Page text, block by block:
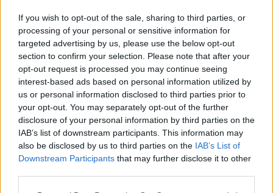
If you wish to opt-out of the sale, sharing to third parties, or
processing of your personal or sensitive information for
targeted advertising by us, please use the below opt-out
section to confirm your selection. Please note that after your
opt-out request is processed you may continue seeing
interest-based ads based on personal information utilized by
us or personal information disclosed to third parties prior to
your opt-out. You may separately opt-out of the further
disclosure of your personal information by third parties on the
IAB’s list of downstream participants. This information may
also be disclosed by us to third parties on the IAB’s List of
Downstream Participants that may further disclose it to other
nekem nem volt parancs; én a parancsot csak a régi
parancsnokomtól fogadhatom el mindaddig, míg
engem nemavizolnaka régi parancsnokom
felváltásáról. És akkor te miért lőttél, káplár úr,
kérdezte a román káplártól. Ő feleli, hogy lőtt a
vezérezredes úr parancsára. Ekkor a tisztekhez
fordult: no, urak, melyik puskásnak van igaza? Egy
rövid csend; ekkor a főhadnagy szól, hogy nekem
van, és nekem adott az egész igazat. Ez a helyes, tiszt
urak; no, fiam, itt a kezem, gratulálok. Kivett a
zsebéből egy marék cigarettát, a markomba akarja
nyomni, mitől huzalkodtam. Ő megérti; mielőtt én
szólnék, ő szól: nesze, fiam, hisz háborúban vagyunk,